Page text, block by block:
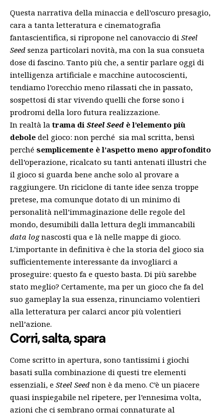
Questa narrativa della minaccia e dell’oscuro presagio,
cara a tanta letteratura e cinematografia
fantascientifica, si ripropone nel canovaccio di Steel
Seed senza particolari novità, ma con la sua consueta
dose di fascino. Tanto più che, a sentir parlare oggi di
intelligenza artificiale e macchine autocoscienti,
tendiamo l’orecchio meno rilassati che in passato,
sospettosi di star vivendo quelli che forse sono i
prodromi della loro futura realizzazione.
In realtà latrama di Steel Seed è l’elemento più
debole del gioco: non perché sia mal scritta, bensì
perché semplicemente è l’aspetto meno approfondito
dell’operazione, ricalcato su tanti antenati illustri che
il gioco si guarda bene anche solo al provare a
raggiungere. Un riciclone di tante idee senza troppe
pretese, ma comunque dotato di un minimo di
personalità nell’immaginazione delle regole del
mondo, desumibili dalla lettura degli immancabili
data lognascosti qua e là nelle mappe di gioco.
L’importante in definitiva è che la storia del gioco sia
sufficientemente interessante da invogliarci a
proseguire: questo fa e questo basta. Di più sarebbe
stato meglio? Certamente, ma per un gioco che fa del
suo gameplay la sua essenza, rinunciamo volentieri
alla letteratura per calarci ancor più volentieri
nell’azione.
Corri, salta, spara
Come scritto in apertura, sono tantissimi i giochi
basati sulla combinazione di questi tre elementi
essenziali, e Steel Seed non è da meno. C’è un piacere
quasi inspiegabile nel ripetere, per l’ennesima volta,
azioni che ci sembrano ormai connaturate al